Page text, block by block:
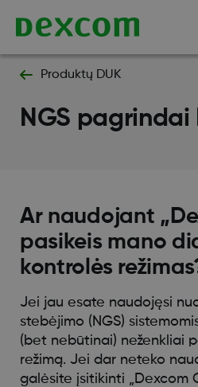
Produktų DUK
NGS pagrindai
Ar naudojant
pasikeis mano
kontrolės
Jei jau esate naudojęsi
stebėjimo (NGS)
(bet nebūtinai) neženkliai
režimą. Jei dar neteko
galėsite įsitikinti „Dexcom